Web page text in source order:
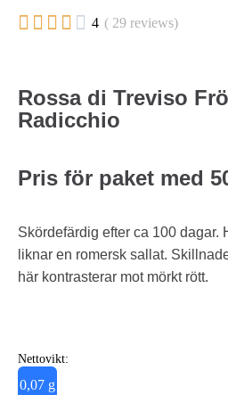
     4 ( 29 reviews)
Rossa di Treviso
Radicchio
Pris för paket med
Skördefärdig efter ca 100 dagar.
liknar en romersk sallat.
här kontrasterar mot mörkt rött.
Nettovikt:
0,07 g